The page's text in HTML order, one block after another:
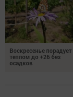
Воскресенье порадует
теплом до +26 без
осадков